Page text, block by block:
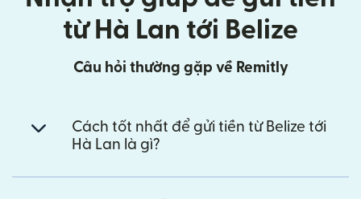
từ Hà Lan tới Belize
Câu hỏi thường gặp về Remitly
Cách tốt nhất để gửi tiền từ Belize tới
Hà Lan là gì?